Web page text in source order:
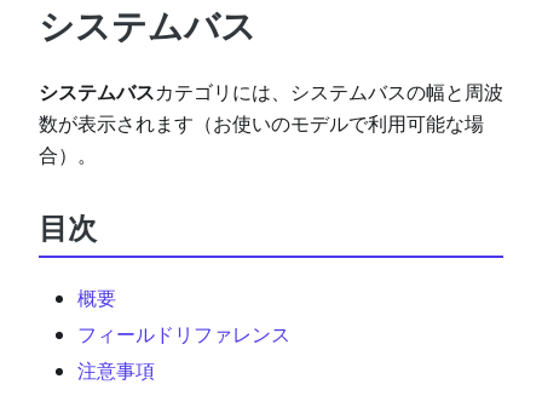
システムバス
システムバスカテゴリには、システムバスの幅と周波
数が表示されます（お使いのモデルで利用可能な場
合）。
目次
概要
フィールドリファレンス
注意事項